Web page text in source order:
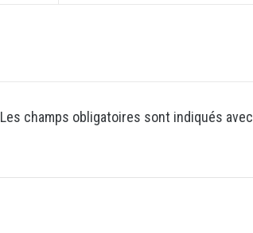
Les champs obligatoires sont indiqués avec